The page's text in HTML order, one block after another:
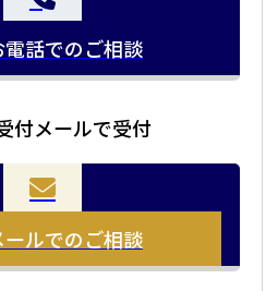
で査定が可能です。時間が無い
ススメです。
伺いその場で査定を致します。
がわからなく売れるかわからな
電話でのご相談
付メールで受付
ールでのご相談